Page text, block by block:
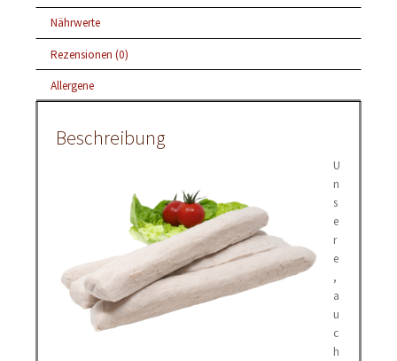
Nährwerte
Rezensionen (0)
Allergene
Beschreibung
U
n
s
e
r
e
,
a
u
c
h